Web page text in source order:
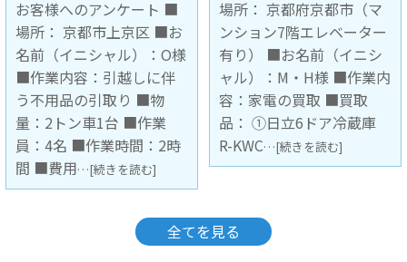
場所： 京都府京都市（マ
ンション7階エレベーター
有り） ■お名前（イニシ
ャル）：M・H様 ■作業内
容：家電の買取 ■買取
品： ①日立6ドア冷蔵庫
R-KWC…[続きを読む]
お客様へのアンケート ■
場所： 大阪府豊中市（マ
ンション3階 階段下ろし作
業） ■お名前（イニシャ
ル）： ■作業内容：不用
品の引取 ■引取品：キッ
チンボード1台 ■作業員：
2名 ■…[続きを読む]
全てを見る